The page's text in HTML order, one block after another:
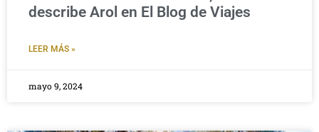
describe Arol en El Blog de Viajes
LEER MÁS »
mayo 9, 2024